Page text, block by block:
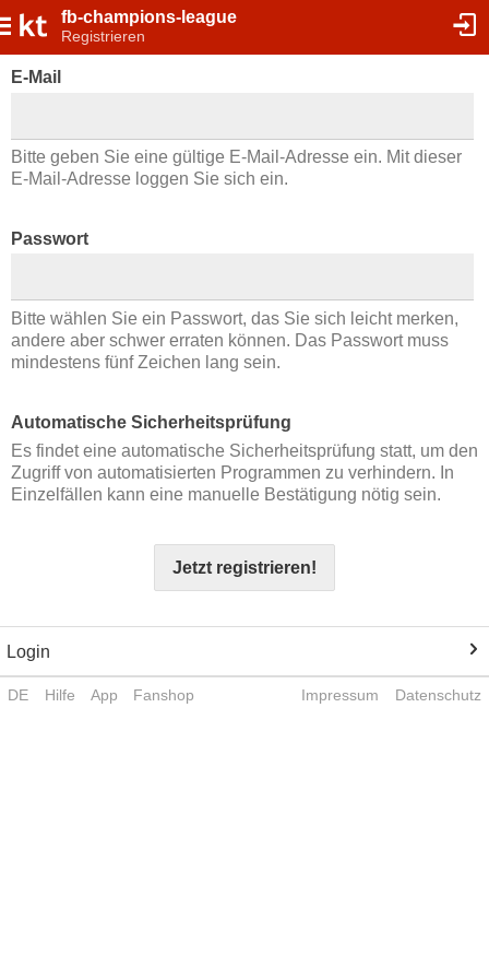
fb-champions-league
Registrieren
E-Mail
Bitte geben Sie eine gültige E-Mail-Adresse ein. Mit dieser
E-Mail-Adresse loggen Sie sich ein.
Passwort
Bitte wählen Sie ein Passwort, das Sie sich leicht merken,
andere aber schwer erraten können. Das Passwort muss
mindestens fünf Zeichen lang sein.
Automatische Sicherheitsprüfung
Es findet eine automatische Sicherheitsprüfung statt, um den
Zugriff von automatisierten Programmen zu verhindern. In
Einzelfällen kann eine manuelle Bestätigung nötig sein.
Jetzt registrieren!
Login
DE Hilfe App Fanshop Impressum Datenschutz